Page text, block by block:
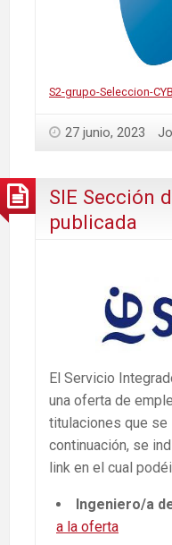
S2-grupo-Seleccion-
27 junio, 2023
SIE Sección
publicada
El Servicio
una oferta de
titulaciones que se
continuación, se
link en el cual
Ingeniero/a
a la oferta